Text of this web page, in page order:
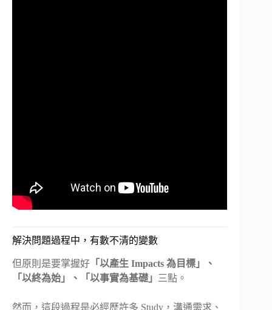
解決問題過程中，有數不清的變數
但原則是要掌握好 「以產生 Impacts 為目標」、
「以終為始」、「以事實為基礎」 三點。
然而，這段過程是必經歷許多 Study，溝通需求、